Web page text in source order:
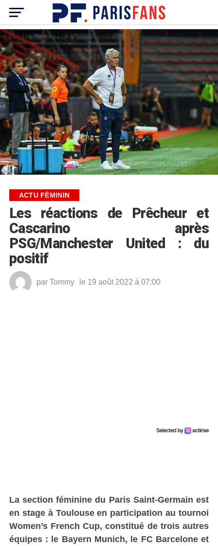
ACTU FÉMININ
Les réactions de Prêcheur et
Cascarino après
PSG/Manchester United : du
positif
par Tommy le 19 août 2022 à 07:00
La section féminine du Paris Saint-Germain est
en stage à Toulouse en participation au tournoi
Women’s French Cup, constitué de trois autres
équipes : le Bayern Munich, le FC Barcelone et